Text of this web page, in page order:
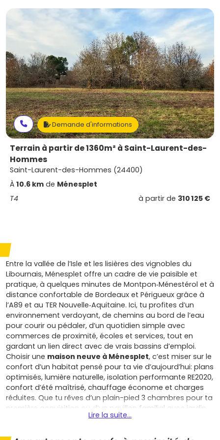
Demande d'informations
Terrain à partir de 1360m² à Saint-Laurent-des-
Hommes
Saint-Laurent-des-Hommes (24400)
À 10.6 km de Ménesplet
T4
à partir de 310 125 €
Entre la vallée de l’Isle et les lisières des vignobles du
Libournais, Ménesplet offre un cadre de vie paisible et
pratique, à quelques minutes de Montpon‑Ménestérol et à
distance confortable de Bordeaux et Périgueux grâce à
l’A89 et au TER Nouvelle‑Aquitaine. Ici, tu profites d’un
environnement verdoyant, de chemins au bord de l’eau
pour courir ou pédaler, d’un quotidien simple avec
commerces de proximité, écoles et services, tout en
gardant un lien direct avec de vrais bassins d’emploi.
Choisir une maison neuve à Ménesplet, c’est miser sur le
confort d’un habitat pensé pour ta vie d’aujourd’hui: plans
optimisés, lumière naturelle, isolation performante RE2020,
confort d’été maîtrisé, chauffage économe et charges
réduites. Que tu rêves d’un plain-pied 3 chambres pour ta
première acquisition ou d’un pavillon familial avec jardin
clos pour télétravailler au calme et voir grandir les
Lire la suite...